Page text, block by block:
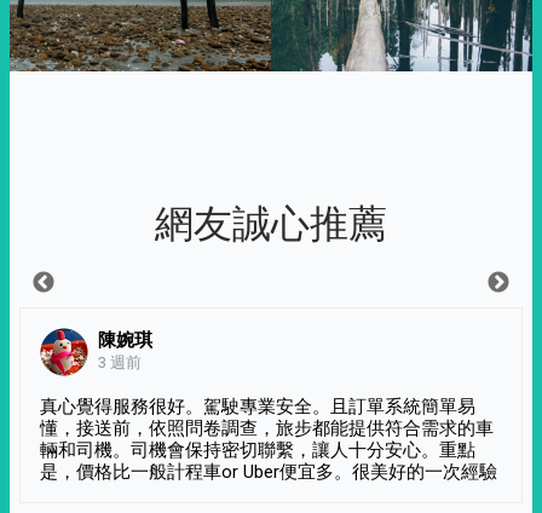
網友誠心推薦
陳婉琪
3 週前
真心覺得服務很好。駕駛專業安全。且訂單系統簡單易
懂，接送前，依照問卷調查，旅步都能提供符合需求的車
輛和司機。司機會保持密切聯繫，讓人十分安心。重點
是，價格比一般計程車or Uber便宜多。很美好的一次經驗